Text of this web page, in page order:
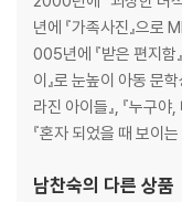
1979년에 벌어진 10.26
이어지던 철권통치가 끝
끝나고 국민이 힘을 모아
니다. 하지만 전두환이
전국에서 수많은 국민이
던 국민들을 총칼로 진압
『가족을 찾는 사람들』
1. 껌 떼기 작전 ....... 9
2. 조력자 ....... 21
3. 예심 ....... 33
5. 유월 숙제 ....... 56
년에 『가족사진』으로
005년에 『받은 편지함
이』로 눈높이 아동 문
라진 아이들』, 『누구야,
『혼자 되었을 때 보이는
남찬숙의 다른 상품